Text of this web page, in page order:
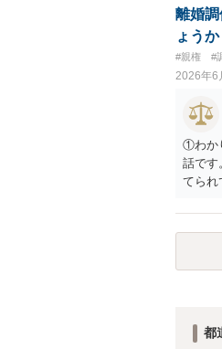
離婚
ょうか
#親権 #
2026年6
①わか
話です
てられ
あるで
判断す
都